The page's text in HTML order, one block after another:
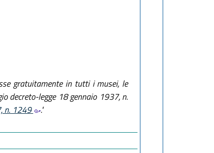
gratuitamente in tutti i musei, le
decreto-legge 18 gennaio 1937, n.
n. 1249 ."